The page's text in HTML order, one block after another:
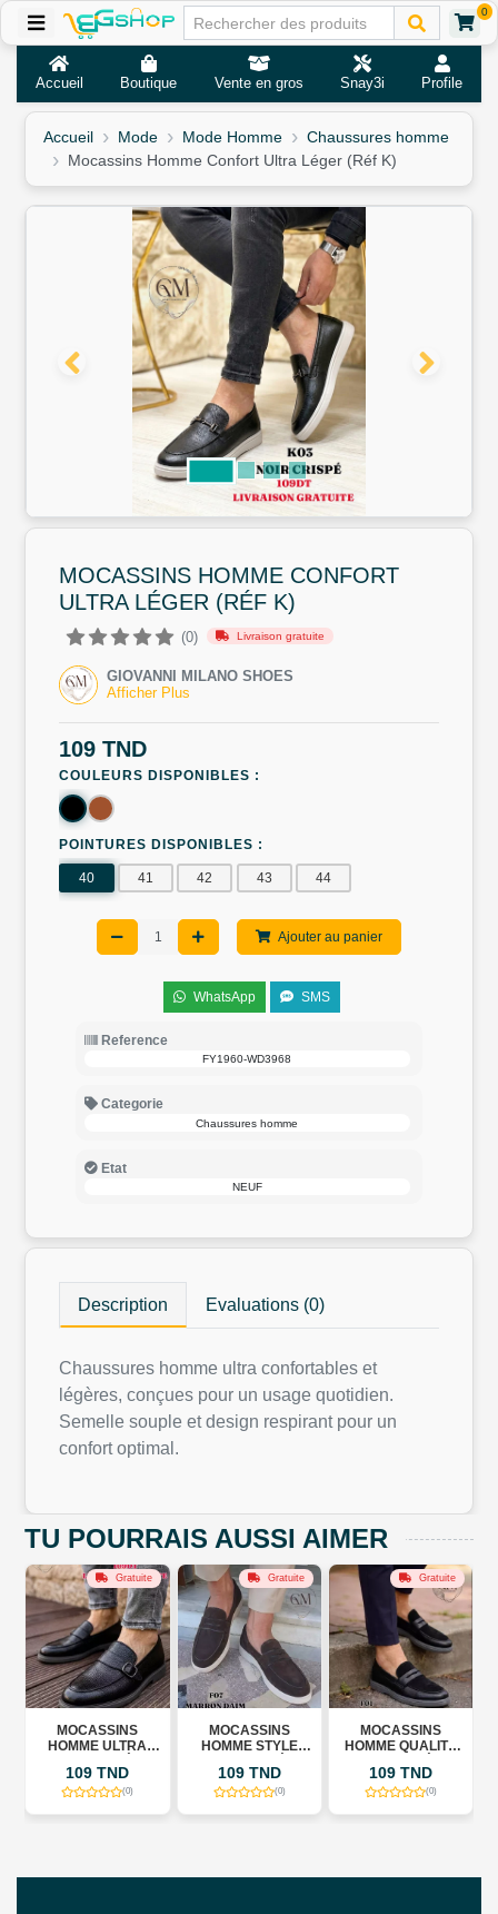
0
Accueil Boutique Vente en gros Snay3i Profile
Accueil Mode Mode Homme
Chaussures homme
Mocassins Homme Confort Ultra Léger (Réf K)
MOCASSINS HOMME CONFORT
ULTRA LÉGER (RÉF K)
(0) Livraison gratuite
GIOVANNI MILANO SHOES
Afficher Plus
109 TND
COULEURS DISPONIBLES :
POINTURES DISPONIBLES :
40 41 42 43 44
Ajouter au panier
WhatsApp SMS
Reference
FY1960-WD3968
Categorie
Chaussures homme
Etat
NEUF
Description Evaluations (0)
Chaussures homme ultra confortables et
légères, conçues pour un usage quotidien.
Semelle souple et design respirant pour un
confort optimal.
TU POURRAIS AUSSI AIMER
Gratuite
MOCASSINS
HOMME STYLE
109 TND
Gratuite
MOCASSINS
HOMME QUALITÉ
109 TND
Gratuite
MOCASSINS
HOMME
(RÉF K)
109 TND
Gratuite